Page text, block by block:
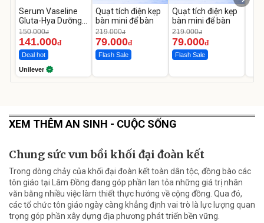
Serum Vaseline
Gluta-Hya Dưỡng
Da Sáng Mịn Sau 7
Ngày
150.000đ
141.000đ
Deal hot
Unilever
Quạt tích điện kẹp
bàn mini để bàn
219.000đ
79.000đ
Flash Sale
Quạt tích điện kẹp
bàn mini để bàn
219.000đ
79.000đ
Flash Sale
XEM THÊM AN SINH - CUỘC SỐNG
Chung sức vun bồi khối đại đoàn kết
Trong dòng chảy của khối đại đoàn kết toàn dân tộc, đồng bào các
tôn giáo tại Lâm Đồng đang góp phần lan tỏa những giá trị nhân
văn bằng nhiều việc làm thiết thực hướng về cộng đồng. Qua đó,
các tổ chức tôn giáo ngày càng khẳng định vai trò là lực lượng quan
trọng góp phần xây dựng địa phương phát triển bền vững.